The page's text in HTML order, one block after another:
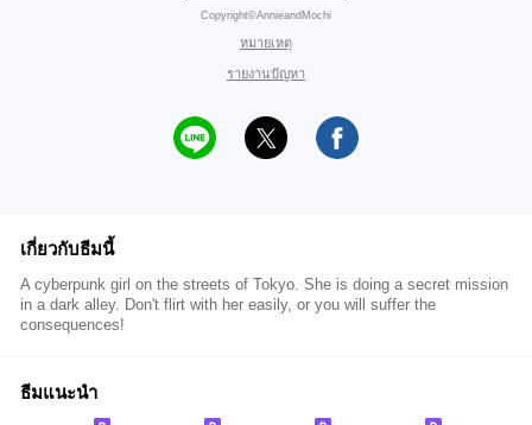
Copyright©AnnieandMochi
หมายเหตุ
รายงานปัญหา
เกี่ยวกับธีมนี้
A cyberpunk girl on the streets of Tokyo. She is doing a secret mission
in a dark alley. Don't flirt with her easily, or you will suffer the
consequences!
ธีมแนะนำ